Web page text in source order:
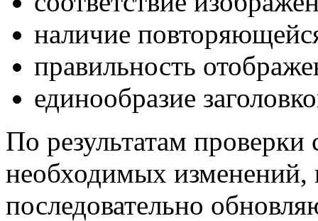
наличие
правильность
единообразие
По результатам проверки
необходимых изменений,
последовательно